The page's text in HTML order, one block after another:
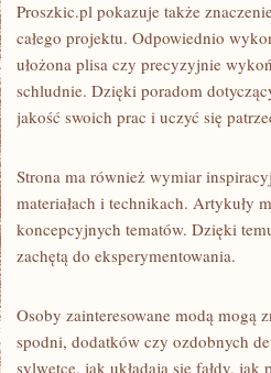
Proszkic.pl pokazuje także
całego projektu. Odpowiednio
ułożona plisa czy precyzyjnie
schludnie. Dzięki poradom
jakość swoich prac i uczyć się
Strona ma również wymiar
materiałach i technikach. Artykuły
koncepcyjnych tematów. Dzięki
zachętą do eksperymentowania.
Osoby zainteresowane modą mogą
spodni, dodatków czy ozdobnych
sylwetce, jak układają się fałdy,